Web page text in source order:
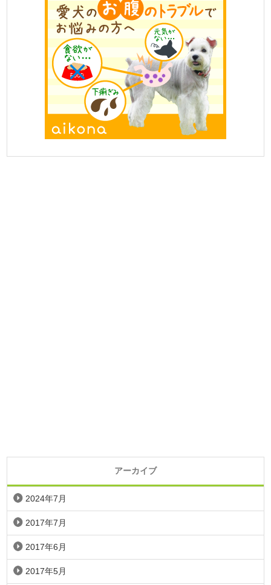
アーカイブ
2024年7月
2017年7月
2017年6月
2017年5月